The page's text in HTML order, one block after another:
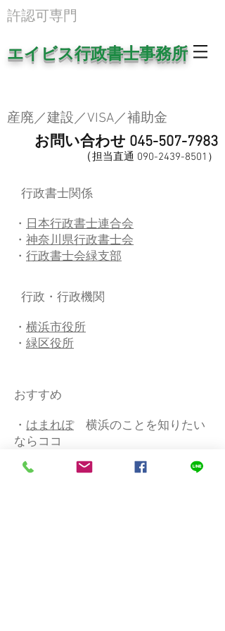
​許認可専門
エイビス行政書士事務所
産廃／建設／VISA／補助金
お問い合わせ 045-507-7983
（担当直通 090-2439-8501 ​）
行政書士関係
・ 日本行政書士連合会
・ 神奈川県行政書士会
・ 行政書士会緑支部
行政・行政機関
・ 横浜市役所
・ 緑区役所
おすすめ
・ はまれぽ横浜のことを知りたい
ならココ
・タウンニュース
神奈川のことを
知りたいならココ